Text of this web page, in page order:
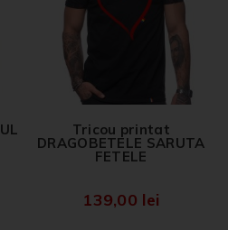
Tricou printat
DRAGOBETELE SARUTA
FETELE
139,00 lei